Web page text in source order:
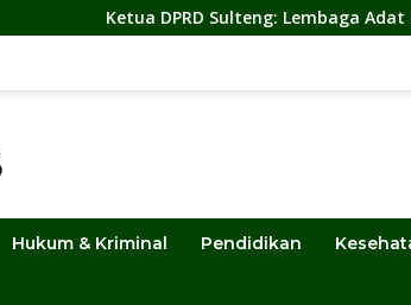
Sulteng: Lembaga Adat Pilar Persatuan dan
Hukum & Kriminal Pendidikan